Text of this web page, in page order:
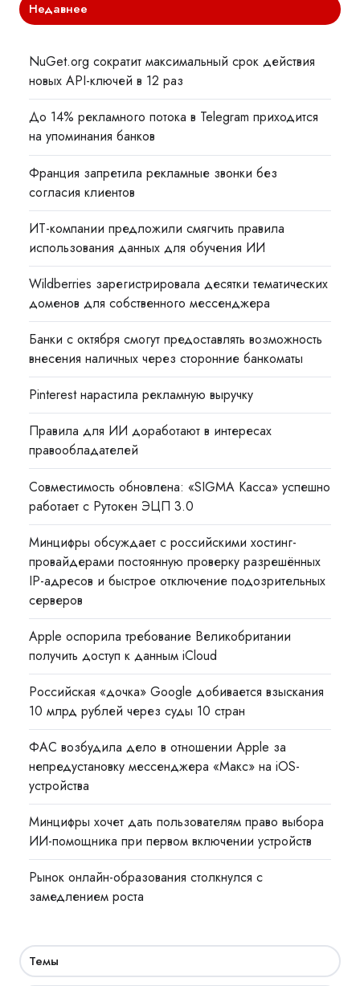
Недавнее
NuGet.org сократит максимальный срок действия
новых API-ключей в 12 раз
До 14% рекламного потока в Telegram приходится
на упоминания банков
Франция запретила рекламные звонки без
согласия клиентов
ИТ-компании предложили смягчить правила
использования данных для обучения ИИ
Wildberries зарегистрировала десятки тематических
доменов для собственного мессенджера
Банки с октября смогут предоставлять возможность
внесения наличных через сторонние банкоматы
Pinterest нарастила рекламную выручку
Правила для ИИ доработают в интересах
правообладателей
Совместимость обновлена: «SIGMA Касса» успешно
работает с Рутокен ЭЦП 3.0
Минцифры обсуждает с российскими хостинг-
провайдерами постоянную проверку разрешённых
IP-адресов и быстрое отключение подозрительных
серверов
Apple оспорила требование Великобритании
получить доступ к данным iCloud
Российская «дочка» Google добивается взыскания
10 млрд рублей через суды 10 стран
ФАС возбудила дело в отношении Apple за
непредустановку мессенджера «Макс» на iOS-
устройства
Минцифры хочет дать пользователям право выбора
ИИ-помощника при первом включении устройств
Рынок онлайн-образования столкнулся с
замедлением роста
Темы